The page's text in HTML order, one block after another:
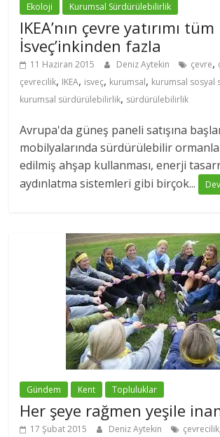
Ekoloji Kurumsal Sürdürülebilirlik
IKEA’nın çevre yatırımı tüm
İsveç’inkinden fazla
11 Haziran 2015 Deniz Aytekin çevre,
çevrecilik, IKEA, isveç, kurumsal, kurumsal sosyal
kurumsal sürdürülebilirlik, sürdürülebilirlik
Avrupa'da güneş paneli satışına
mobilyalarında sürdürülebilir
edilmiş ahşap kullanması, enerji
aydınlatma sistemleri gibi birçok...
Gündem Kent Topluluklar
Her şeye rağmen yeşile
17 Şubat 2015 Deniz Aytekin çevrecilik